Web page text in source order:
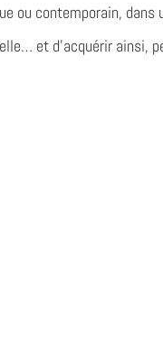
ou contemporain,
et d’acquérir ainsi,